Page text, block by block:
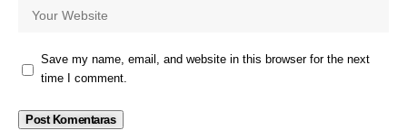
Save my name, email, and website in this browser for the next
time I comment.